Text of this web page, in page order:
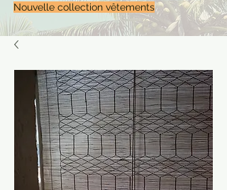
Nouvelle collection vêtements